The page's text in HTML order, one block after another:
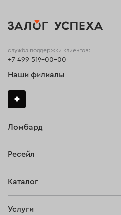
Ломбард
Тарифы
Ресейл
Купить
Каталог
Услуги
служба поддержки клиентов:
+7 499 519-00-00
Наши филиалы